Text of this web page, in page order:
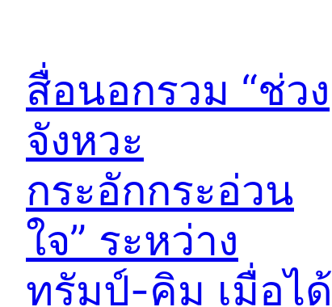
สื่อนอกรวม “ช่วง
จังหวะ
กระอักกระอ่วน
ใจ” ระหว่าง
ทรัมป์-คิม เมื่อได้